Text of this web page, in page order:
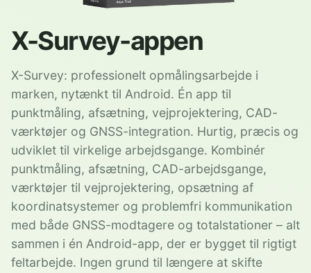
X-Survey-appen
X-Survey: professionelt opmålingsarbejde i
marken, nytænkt til Android. Én app til
punktmåling, afsætning, vejprojektering, CAD-
værktøjer og GNSS-integration. Hurtig, præcis og
udviklet til virkelige arbejdsgange. Kombinér
punktmåling, afsætning, CAD-arbejdsgange,
værktøjer til vejprojektering, opsætning af
koordinatsystemer og problemfri kommunikation
med både GNSS-modtagere og totalstationer – alt
sammen i én Android-app, der er bygget til rigtigt
feltarbejde. Ingen grund til længere at skifte